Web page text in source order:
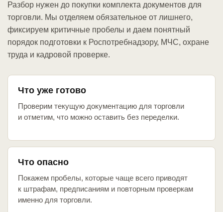
Разбор нужен до покупки комплекта документов для
торговли. Мы отделяем обязательное от лишнего,
фиксируем критичные пробелы и даем понятный
порядок подготовки к Роспотребнадзору, МЧС, охране
труда и кадровой проверке.
Что уже готово
Проверим текущую документацию для торговли
и отметим, что можно оставить без переделки.
Что опасно
Покажем пробелы, которые чаще всего приводят
к штрафам, предписаниям и повторным проверкам
именно для торговли.